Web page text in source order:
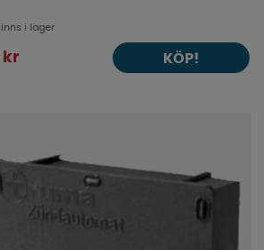
i lager
kr KÖP!